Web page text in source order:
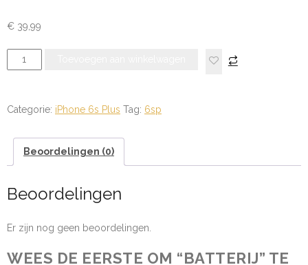
€ 39,99
Batterij
aantal
Categorie: iPhone 6s Plus Tag: 6sp
Beoordelingen (0)
Beoordelingen
Er zijn nog geen beoordelingen.
WEES DE EERSTE OM “BATTERIJ” TE